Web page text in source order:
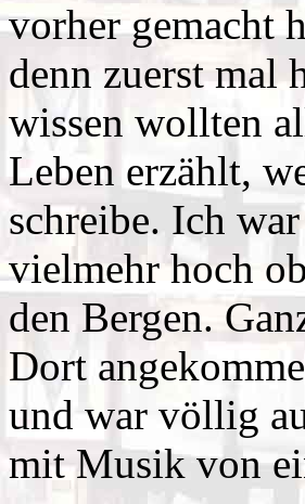
vorher gemacht
denn zuerst mal
wissen wollten
Leben erzählt,
schreibe. Ich
vielmehr hoch
den Bergen.
Dort
und war völlig
mit Musik von